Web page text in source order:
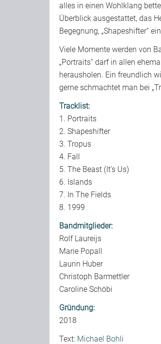
alles in einen Wohlklang
Überblick ausgestattet, das
Begegnung, „Shapeshifter“
Viele Momente werden von
„Portraits“ darf in allen
herausholen. Ein freundlich
gerne schmachtet man bei
Tracklist:
1. Portraits
2. Shapeshifter
3. Tropus
4. Fall
5. The Beast (It’s Us)
6. Islands
7. In The Fields
8. 1999
Bandmitglieder:
Rolf Laureijs
Marie Popall
Laurin Huber
Christoph Barmettler
Caroline Schöbi
Gründung:
2018
Text: Michael Bohli